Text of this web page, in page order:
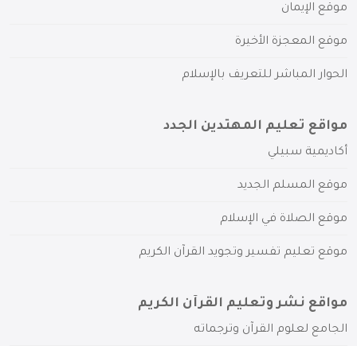
موقع الإيمان
موقع المعجزة الأخيرة
الحوار المباشر للتعريف بالإسلام
مواقع تعليم المهتدين الجدد
أكاديمية سبيلي
موقع المسلم الجديد
موقع الصلاة في الإسلام
موقع تعليم تفسير وتجويد القرآن الكريم
مواقع نشر وتعليم القرآن الكريم
الجامع لعلوم القرآن وترجماته